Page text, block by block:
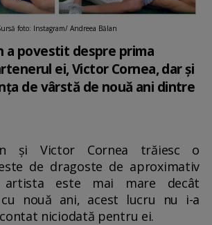
foto: Instagram/ Andreea Bălan
a povestit despre prima
ei, Victor Cornea, dar și
de vârstă de nouă ani dintre
și Victor Cornea trăiesc o
de dragoste de aproximativ
este mai mare decât
nouă ani, acest lucru nu i-a
niciodată pentru ei.